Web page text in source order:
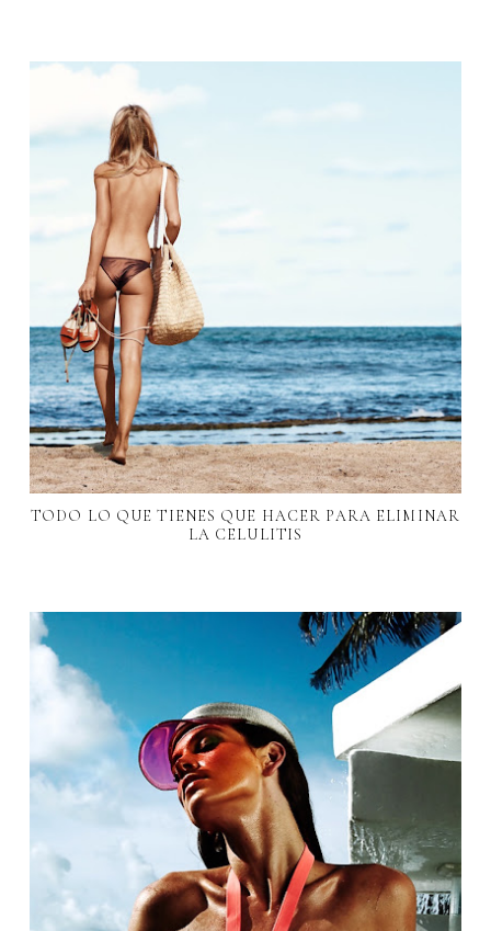
TODO LO QUE TIENES QUE HACER PARA ELIMINAR
LA CELULITIS